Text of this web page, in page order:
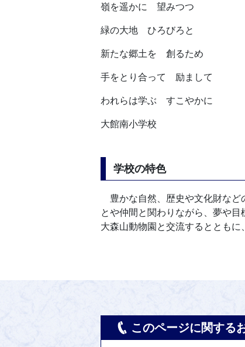
嶺を遥かに 望みつつ
緑の大地 ひろびろと
新たな郷土を 創るため
手をとり合って 励まして
われらは学ぶ すこやかに
大館南小学校
学校の特色
豊かな自然、歴史や文化財など
とや仲間と関わりながら、夢や
大森山動物園と交流するととも
このページに関する